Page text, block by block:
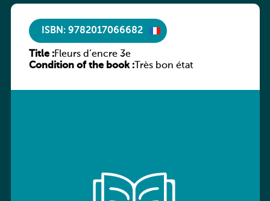
ISBN: 9782017066682
Title :Fleurs d’encre 3e
Condition of the book :Très bon état